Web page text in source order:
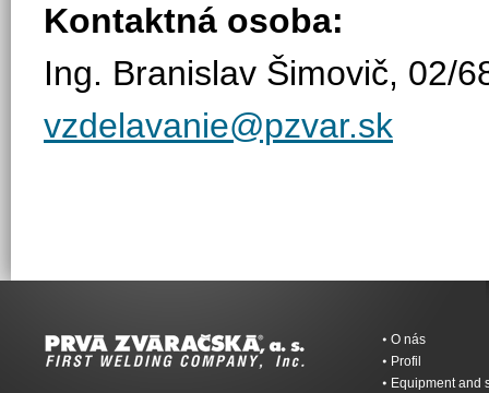
Kontaktná osoba:
Ing. Branislav Šimovič, 02/
vzdelavanie@pzvar.sk
O nás
Profil
Equipment and